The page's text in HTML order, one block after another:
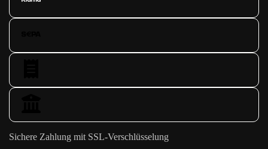
Sichere Zahlung mit SSL-Verschlüsselung